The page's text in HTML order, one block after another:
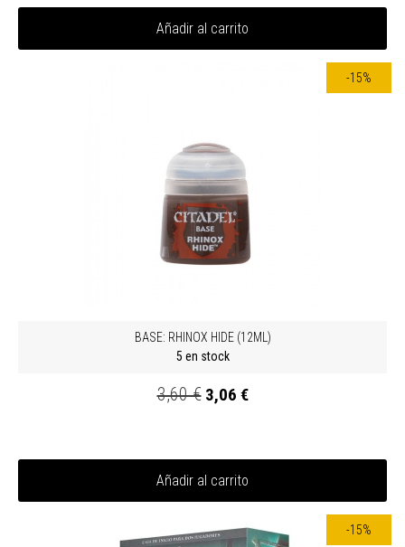
Añadir al carrito
-15%
BASE: RHINOX HIDE (12ML)
5 en stock
3,60 € 3,06 €
Añadir al carrito
-15%